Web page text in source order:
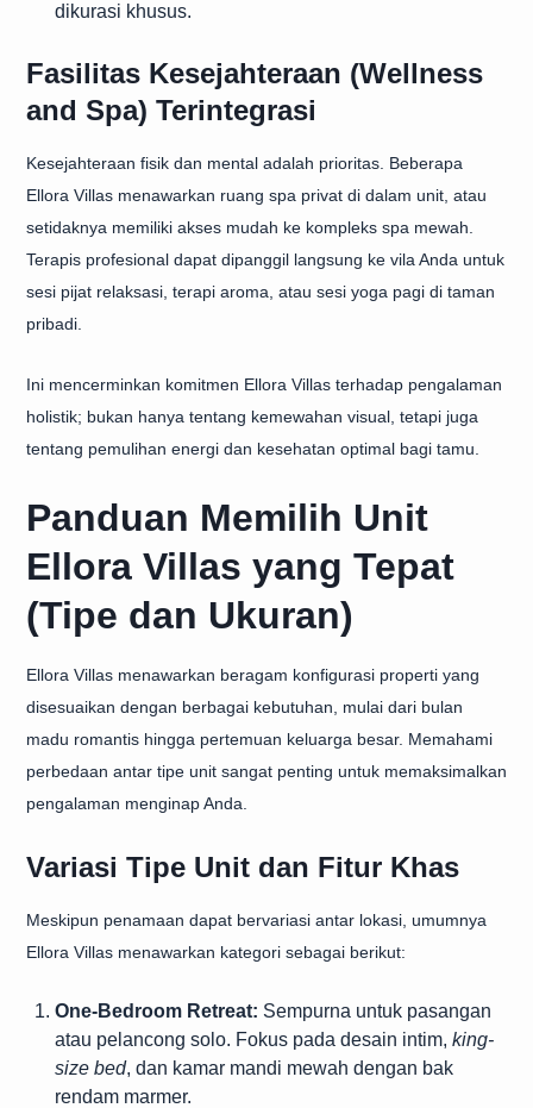
dikurasi khusus.
Fasilitas Kesejahteraan (Wellness
and Spa) Terintegrasi
Kesejahteraan fisik dan mental adalah prioritas. Beberapa
Ellora Villas menawarkan ruang spa privat di dalam unit, atau
setidaknya memiliki akses mudah ke kompleks spa mewah.
Terapis profesional dapat dipanggil langsung ke vila Anda untuk
sesi pijat relaksasi, terapi aroma, atau sesi yoga pagi di taman
pribadi.
Ini mencerminkan komitmen Ellora Villas terhadap pengalaman
holistik; bukan hanya tentang kemewahan visual, tetapi juga
tentang pemulihan energi dan kesehatan optimal bagi tamu.
Panduan Memilih Unit
Ellora Villas yang Tepat
(Tipe dan Ukuran)
Ellora Villas menawarkan beragam konfigurasi properti yang
disesuaikan dengan berbagai kebutuhan, mulai dari bulan
madu romantis hingga pertemuan keluarga besar. Memahami
perbedaan antar tipe unit sangat penting untuk memaksimalkan
pengalaman menginap Anda.
Variasi Tipe Unit dan Fitur Khas
Meskipun penamaan dapat bervariasi antar lokasi, umumnya
Ellora Villas menawarkan kategori sebagai berikut:
One-Bedroom Retreat: Sempurna untuk pasangan
atau pelancong solo. Fokus pada desain intim, king-
size bed, dan kamar mandi mewah dengan bak
rendam marmer.